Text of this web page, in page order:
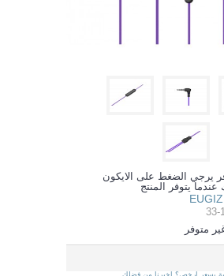
يرجي الضغط على الايكون
عندما يتوفر المنتج
33-
متوفر
بسعر ارخص؟ اخبرنا من فضلك